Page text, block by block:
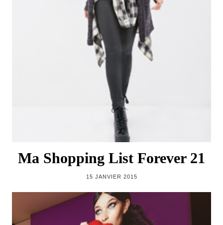
Ma Shopping List Forever 21
15 JANVIER 2015